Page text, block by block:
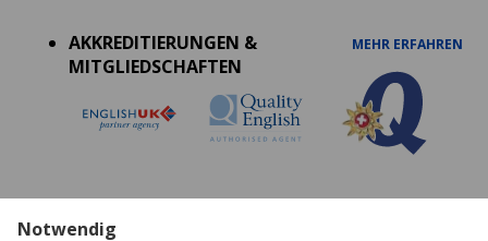
Notwendig
AKKREDITIERUNGEN &
MITGLIEDSCHAFTEN
MEHR ERFAHREN